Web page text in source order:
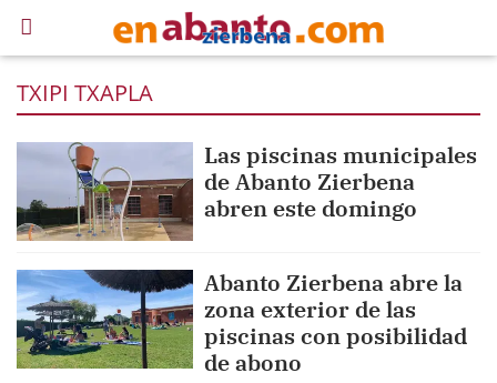
TXIPI TXAPLA
Las piscinas municipales
de Abanto Zierbena
abren este domingo
Abanto Zierbena abre la
zona exterior de las
piscinas con posibilidad
de abono